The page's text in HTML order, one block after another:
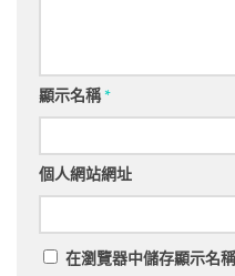
顯示名稱*
個人網站網址
在瀏覽器中儲存顯示名